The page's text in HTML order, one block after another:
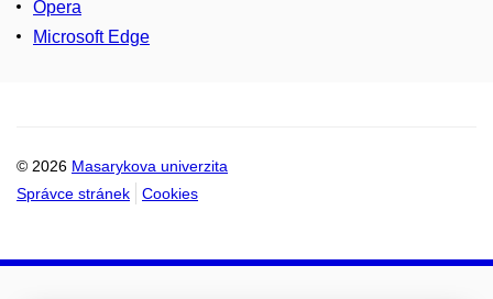
Opera
Microsoft Edge
© 2026 Masarykova univerzita
Správce stránek
Cookies